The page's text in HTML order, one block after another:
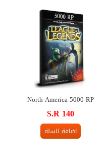
North America 5000 RP
S.R 140
اضافة للسلة